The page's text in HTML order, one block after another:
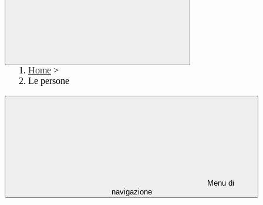
Home >
Le persone
Menu di
navigazione